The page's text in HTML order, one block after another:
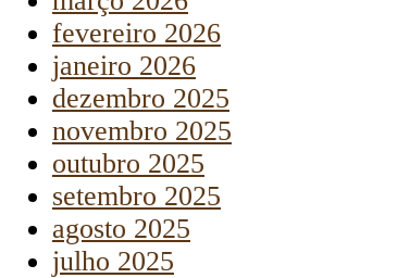
fevereiro 2026
janeiro 2026
dezembro 2025
novembro 2025
outubro 2025
setembro 2025
agosto 2025
julho 2025